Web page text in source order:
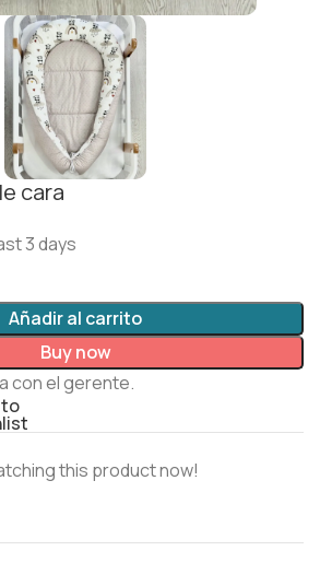
cara
3 days
Añadir al carrito
Buy now
con el gerente.
this product now!